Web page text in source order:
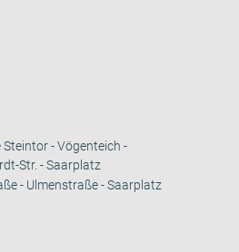
- Vögenteich -
Str. - Saarplatz
- Ulmenstraße - Saarplatz